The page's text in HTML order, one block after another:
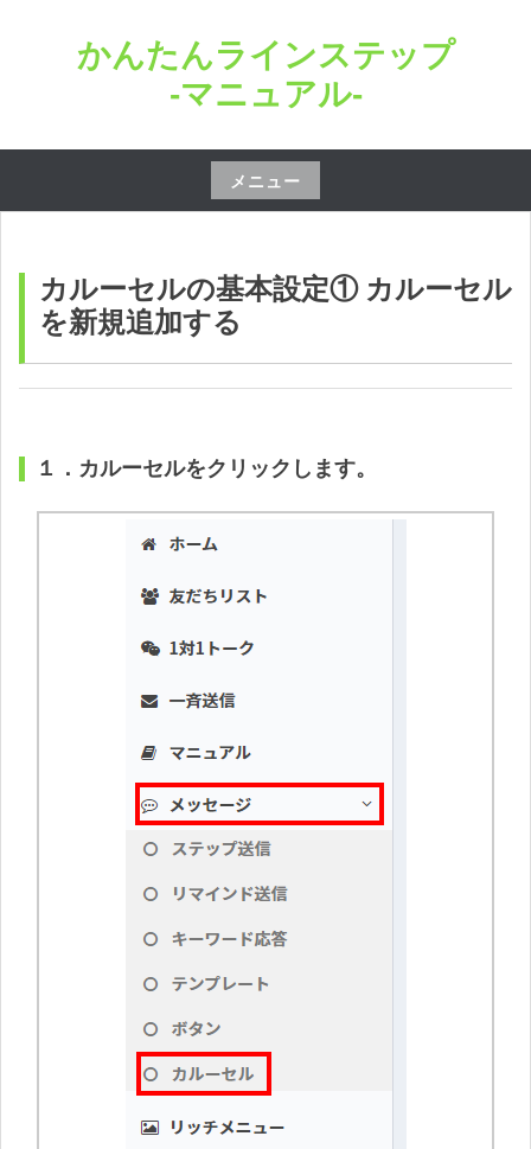
ス
かんたんラインステップ
-マニュアル-
メニュー
コ
テ
カルーセルの基本設定① カルーセル
を新規追加する
１．カルーセルをクリックします。